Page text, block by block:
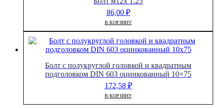
86,00 ₽
В КОРЗИНУ
Болт с полукруглой головкой и квадратным
подголовком DIN 603 оцинкованный 10×75
172,58 ₽
В КОРЗИНУ